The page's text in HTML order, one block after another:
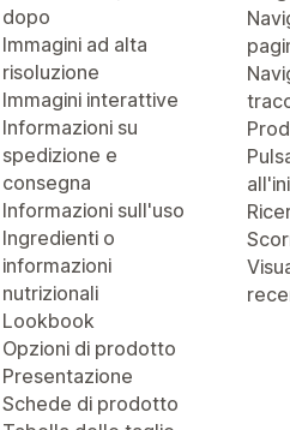
dopo
Immagini ad alta
risoluzione
Immagini interattive
Informazioni su
spedizione e
consegna
Informazioni sull'uso
Ingredienti o
informazioni
nutrizionali
Lookbook
Opzioni di prodotto
Presentazione
Schede di prodotto